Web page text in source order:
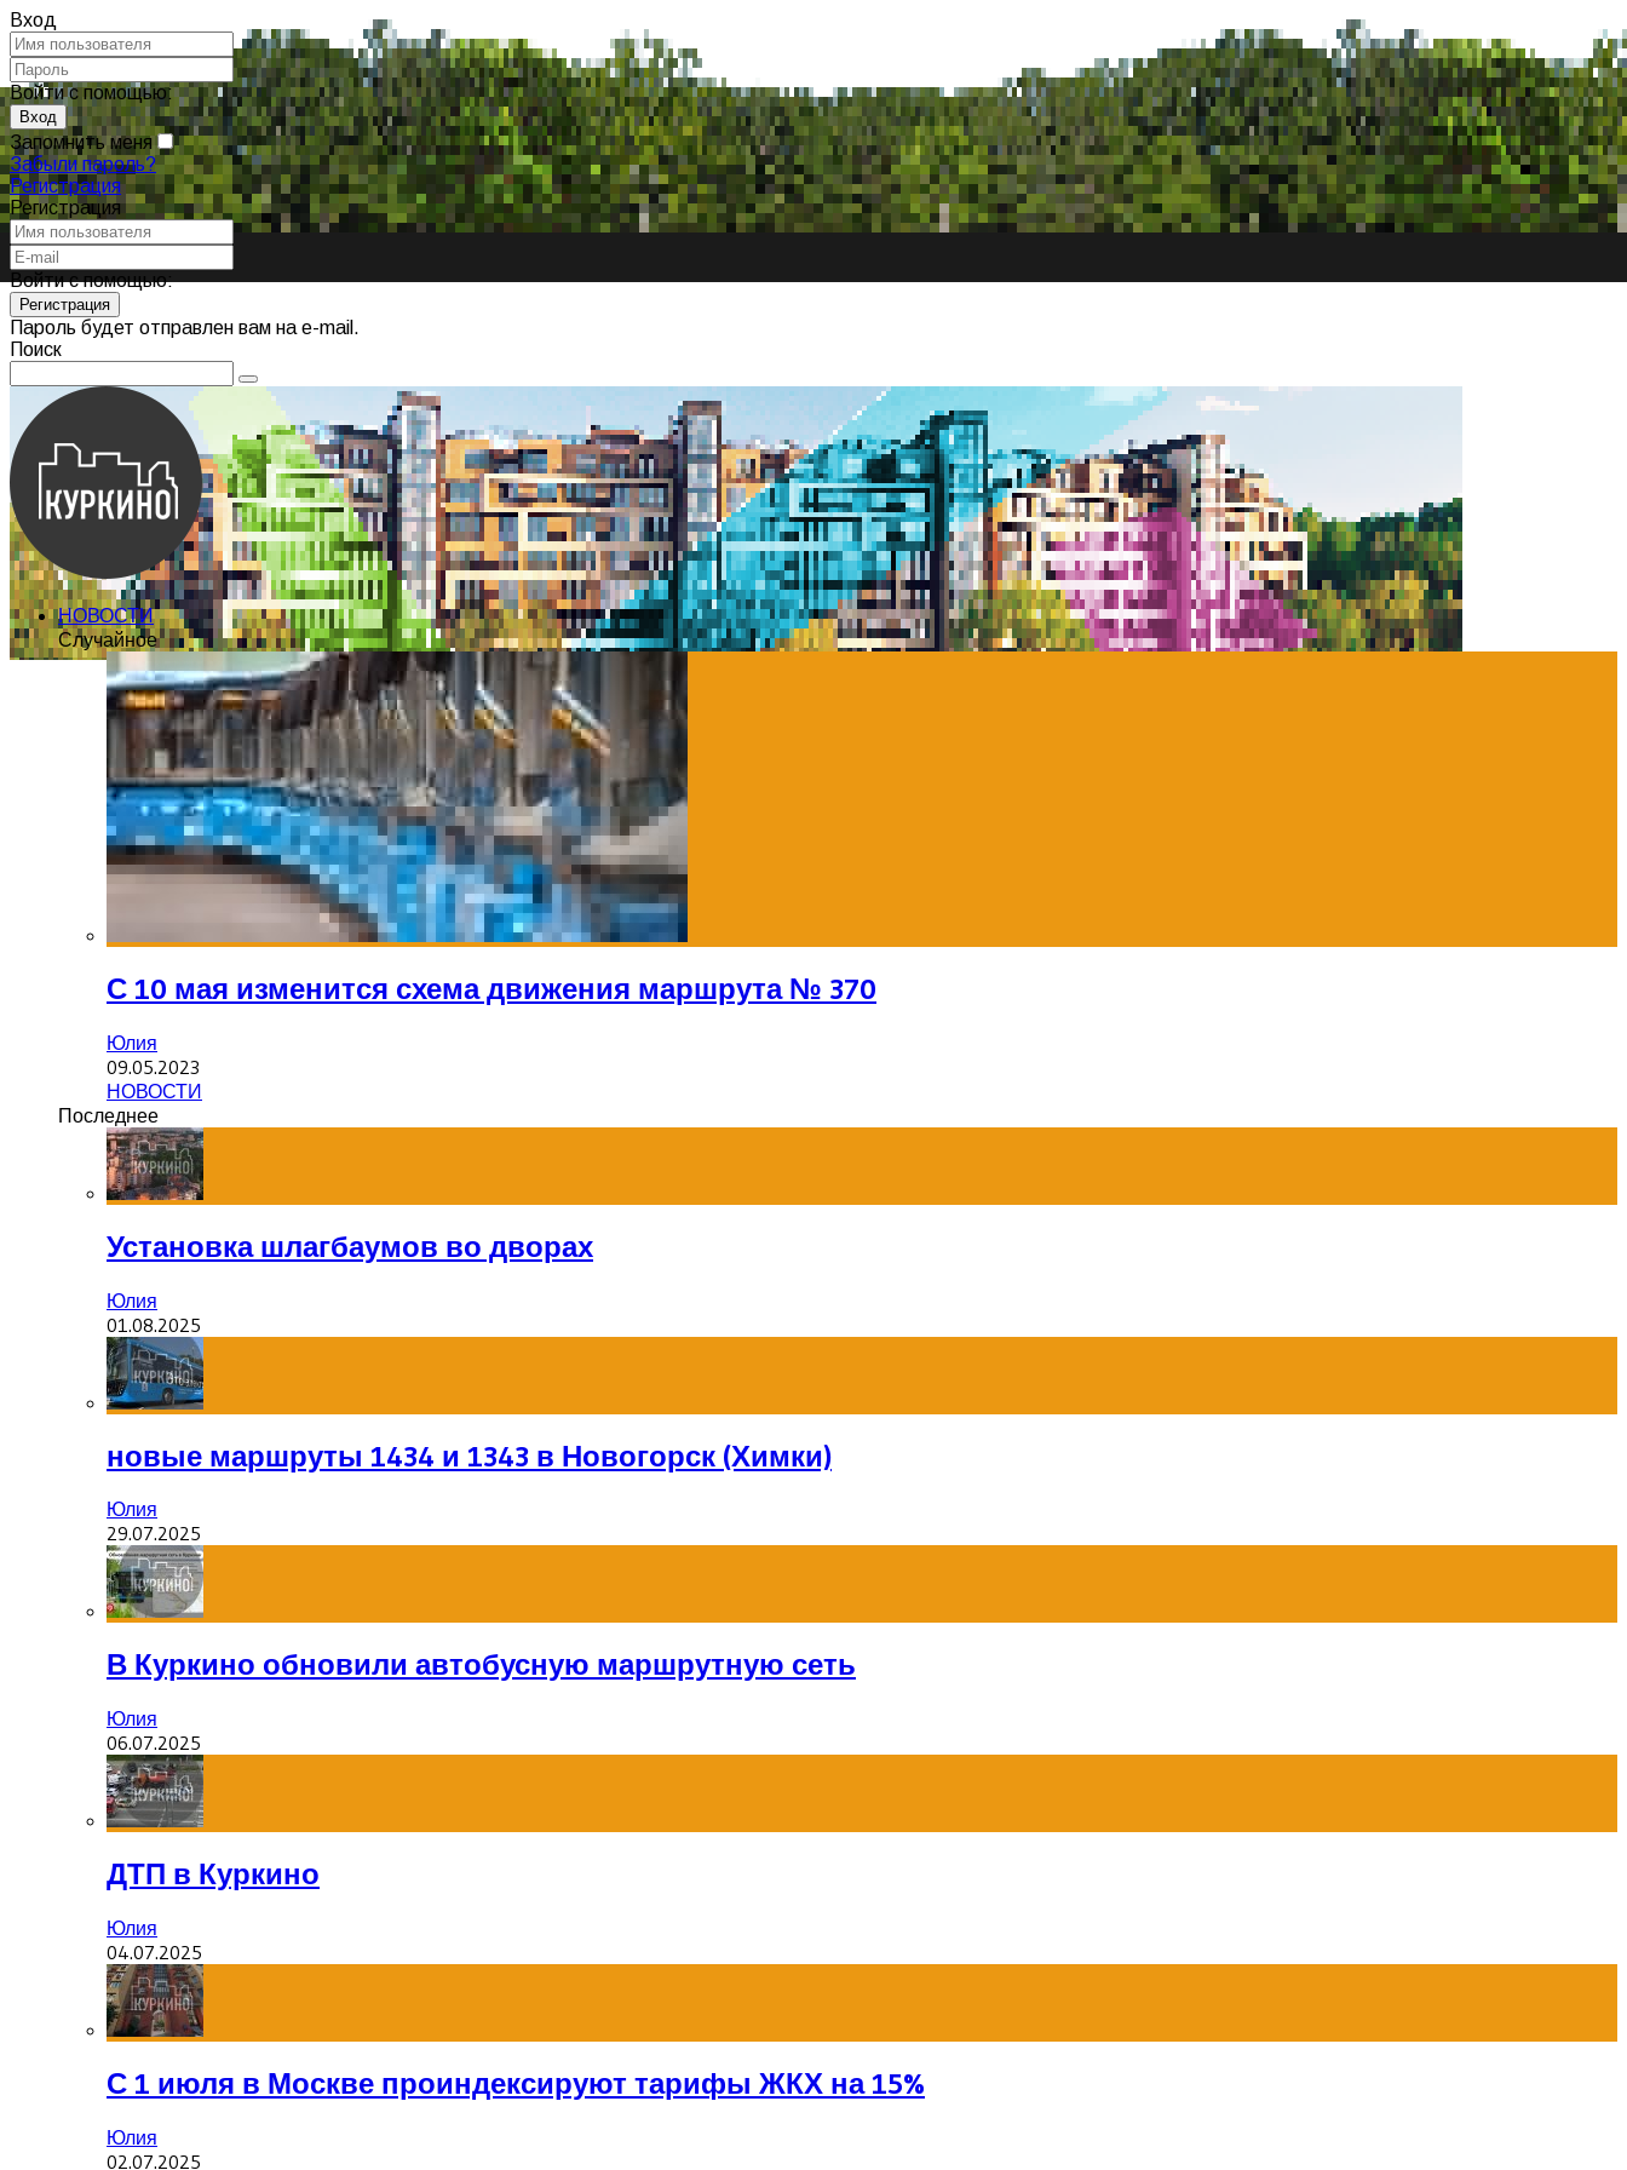
Вход
Войти с помощью:
Запомнить меня
Забыли пароль?
Регистрация
Регистрация
Войти с помощью:
Пароль будет отправлен вам на e-mail.
Поиск
НОВОСТИ
Случайное
С 10 мая изменится схема движения маршрута № 370
Юлия
09.05.2023
НОВОСТИ
Последнее
Установка шлагбаумов во дворах
Юлия
01.08.2025
новые маршруты 1434 и 1343 в Новогорск (Химки)
Юлия
29.07.2025
В Куркино обновили автобусную маршрутную сеть
Юлия
06.07.2025
ДТП в Куркино
Юлия
04.07.2025
С 1 июля в Москве проиндексируют тарифы ЖКХ на 15%
Юлия
02.07.2025